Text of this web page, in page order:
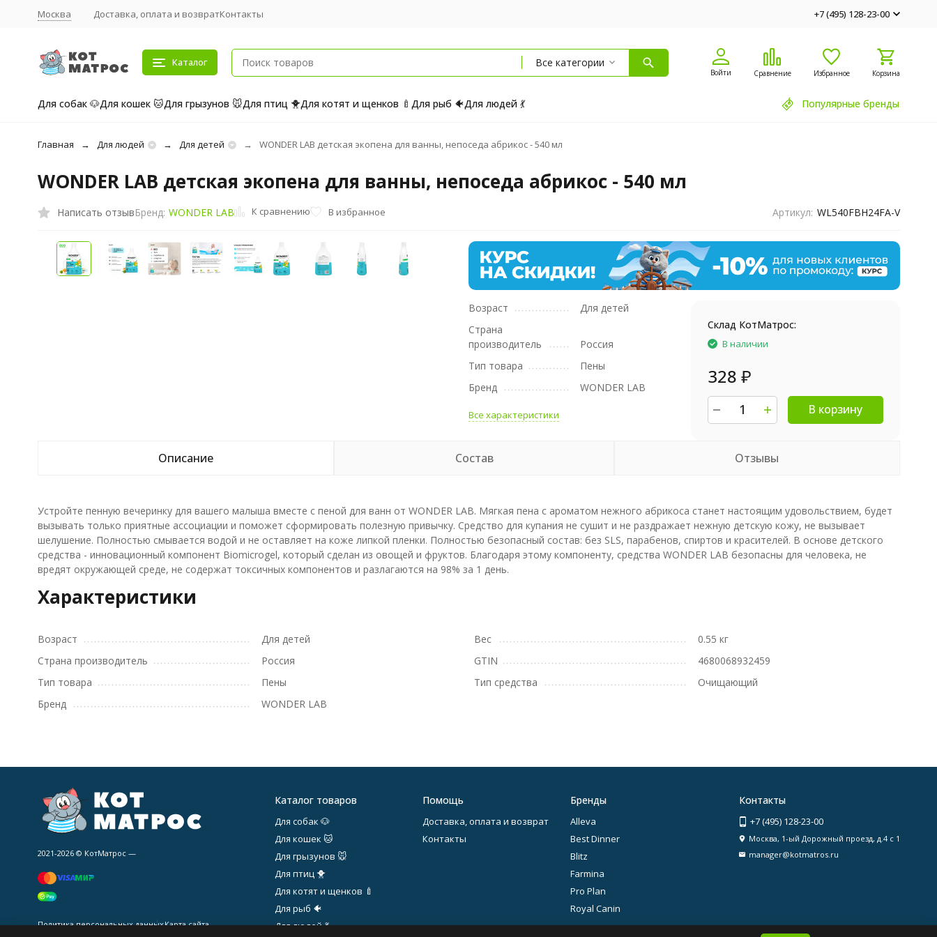
Москва Доставка, оплата и возвратКонтакты +7 (495) 128-23-00
Каталог Все категории
Войти Сравнение Избранное Корзина
Для собак 🐶Для кошек 🐱Для грызунов 🐭Для птиц 🐥Для котят и щенков 🍼 Для рыб 🐠Для людей 💃 Популярные бренды
Главная Для людей Для детей WONDER LAB детская экопена для ванны, непоседа абрикос - 540 мл
WONDER LAB детская экопена для ванны, непоседа абрикос - 540 мл
Написать отзывБренд: WONDER LAB К сравнению В избранное Артикул: WL540FBH24FA-V
Возраст
Для детей
Страна
производитель
Россия
Тип товара
Пены
Бренд
WONDER LAB
Все характеристики
Склад КотМатрос:
В наличии
328 ₽
В корзину
Описание Состав Отзывы
Устройте пенную вечеринку для вашего малыша вместе с пеной для ванн от WONDER LAB. Мягкая пена с ароматом нежного абрикоса станет настоящим удовольствием, будет
вызывать только приятные ассоциации и поможет сформировать полезную привычку. Средство для купания не сушит и не раздражает нежную детскую кожу, не вызывает
шелушение. Полностью смывается водой и не оставляет на коже липкой пленки. Полностью безопасный состав: без SLS, парабенов, спиртов и красителей. В основе детского
средства - инновационный компонент Biomicrogel, который сделан из овощей и фруктов. Благодаря этому компоненту, средства WONDER LAB безопасны для человека, не
вредят окружающей среде, не содержат токсичных компонентов и разлагаются на 98% за 1 день.
Характеристики
Возраст
Для детей
Страна производитель
Россия
Тип товара
Пены
Бренд
WONDER LAB
Вес
0.55 кг
GTIN
4680068932459
Тип средства
Очищающий
2021-2026 © КотМатрос —
Политика персональных данныхКарта сайта
Каталог товаров
Для собак 🐶
Для кошек 🐱
Для грызунов 🐭
Для птиц 🐥
Для котят и щенков 🍼
Для рыб 🐠
Для людей 💃
Помощь
Доставка, оплата и возврат
Контакты
Бренды
Alleva
Best Dinner
Blitz
Farmina
Pro Plan
Royal Canin
Контакты
+7 (495) 128-23-00
Москва, 1-ый Дорожный проезд, д.4 с 1
manager@kotmatros.ru